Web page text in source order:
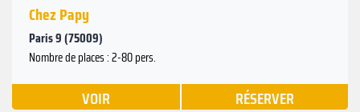
Chez Papy
Paris 9 (75009)
Nombre de places : 2-80 pers.
VOIR RÉSERVER